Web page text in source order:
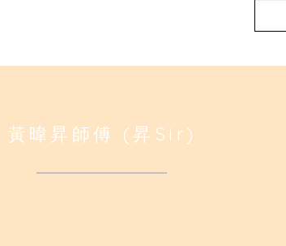
黃暐昇師傅 (昇Sir)